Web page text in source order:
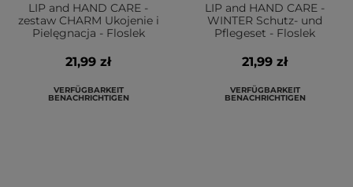
LIP and HAND CARE -
zestaw CHARM Ukojenie i
Pielęgnacja - Floslek
21,99 zł
VERFÜGBARKEIT
BENACHRICHTIGEN
LIP and HAND CARE -
WINTER Schutz- und
Pflegeset - Floslek
21,99 zł
VERFÜGBARKEIT
BENACHRICHTIGEN